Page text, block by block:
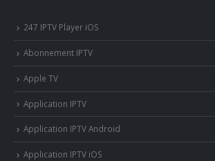
247 IPTV Player iOS
Abonnement IPTV
Apple TV
Application IPTV
Application IPTV Android
Application IPTV iOS